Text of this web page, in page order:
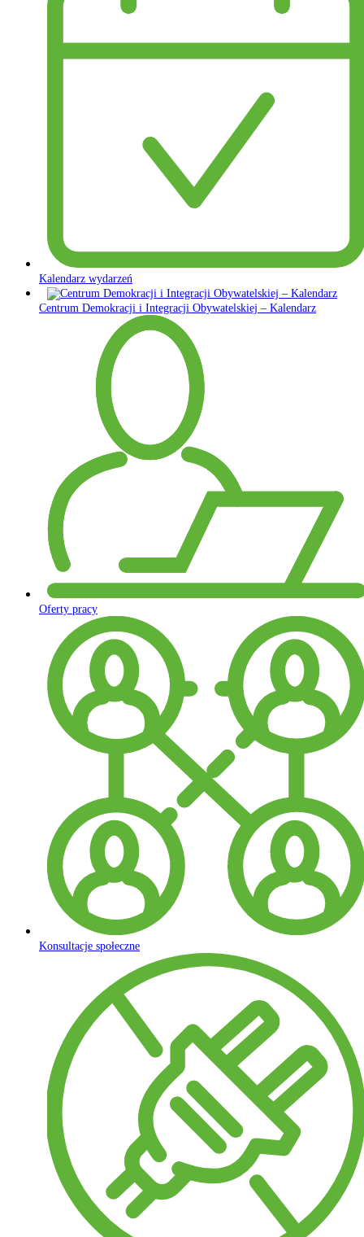
Kalendarz wydarzeń
Centrum Demokracji i Integracji Obywatelskiej – Kalendarz
Oferty pracy
Konsultacje społeczne